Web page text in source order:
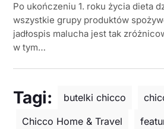
Po ukończeniu 1. roku życia dieta
wszystkie grupy produktów
jadłospis malucha jest tak
w tym…
Tagi: butelki chicco
Chicco Home & Travel